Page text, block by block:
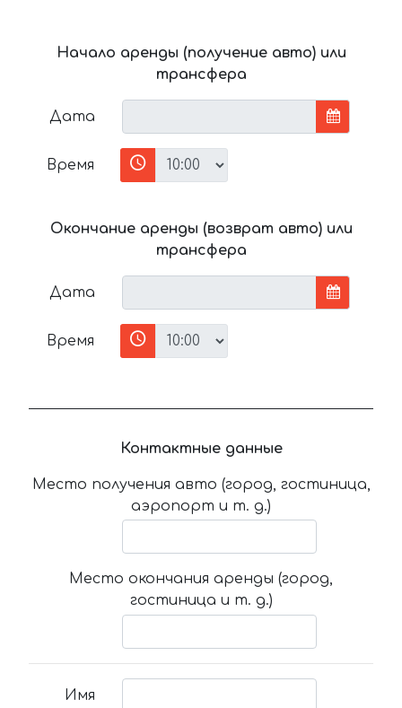
Начало аренды (получение авто) или
трансфера
Дата
Время
Окончание аренды (возврат авто) или
трансфера
Дата
Время
Контактные данные
Место получения авто (город, гостиница,
аэропорт и т. д.)
Место окончания аренды (город,
гостиница и т. д.)
Имя